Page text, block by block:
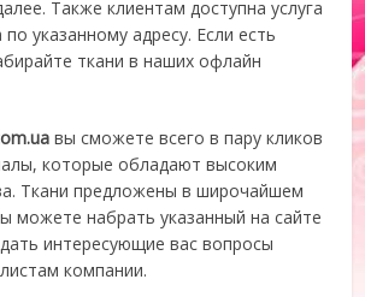
Также клиентам доступна услуга
указанному адресу. Если есть
ткани в наших офлайн
вы сможете всего в пару кликов
которые обладают высоким
Ткани предложены в широчайшем
можете набрать указанный на сайте
интересующие вас вопросы
компании.